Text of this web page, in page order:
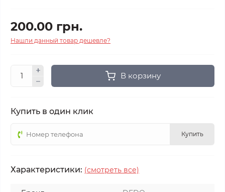
200.00 грн.
Нашли данный товар дешевле?
В корзину
Купить в один клик
Купить
Характеристики: (смотреть все)